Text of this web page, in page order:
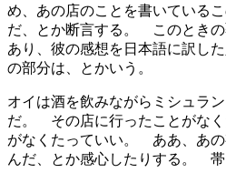
め、あの店のことを書いている
だ、とか断言する。 このとき
あり、彼の感想を日本語に訳し
の部分は、とかいう。
オイは酒を飲みながらミシュラ
だ。 その店に行ったことがな
がなくたっていい。 ああ、あ
んだ、とか感心したりする。 帯